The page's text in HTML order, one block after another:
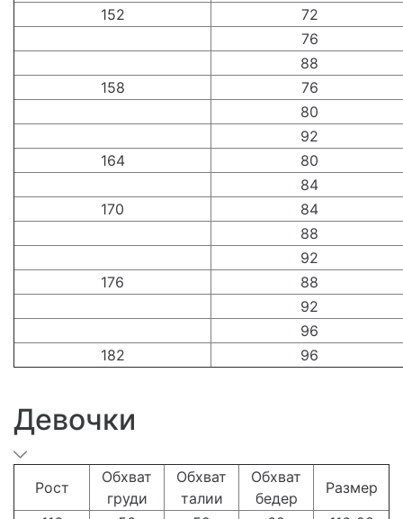
152
72
76
88
158
76
80
92
164
80
84
170
84
88
92
176
88
92
96
182
96
Девочки
Рост
Обхват
груди
Обхват
талии
Обхват
бедер
Размер